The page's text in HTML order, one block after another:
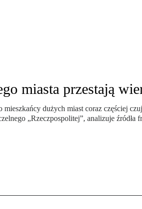
miasta przestają
dużych miast coraz częściej
„Rzeczpospolitej”, analizuje